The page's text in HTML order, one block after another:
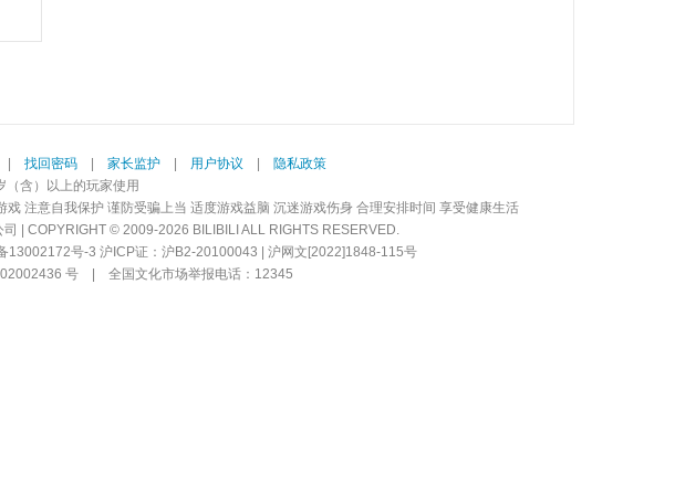
找回密码 家长监护 用户协议
隐私政策
含）以上的玩家使用
戏 注意自我保护 谨防受骗上当 适度游戏益脑 沉迷游戏伤身 合理安排时间 享受健康生活
| COPYRIGHT © 2009-2026 BILIBILI ALL RIGHTS RESERVED.
13002172号-3 沪ICP证：沪B2-20100043 | 沪网文[2022]1848-115号
号
全国文化市场举报电话：12345